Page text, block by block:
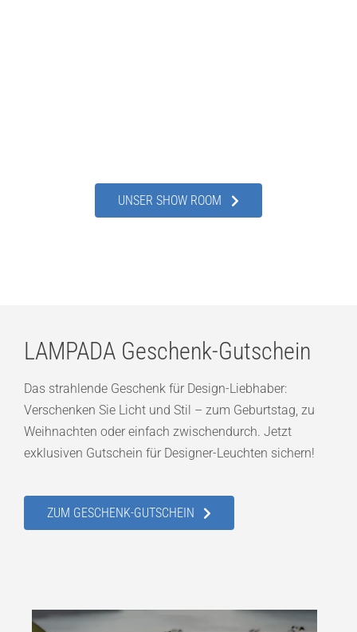
UNSER SHOW ROOM
LAMPADA Geschenk-Gutschein
Das strahlende Geschenk für Design-Liebhaber:
Verschenken Sie Licht und Stil – zum Geburtstag, zu
Weihnachten oder einfach zwischendurch. Jetzt
exklusiven Gutschein für Designer-Leuchten sichern!
ZUM GESCHENK-GUTSCHEIN